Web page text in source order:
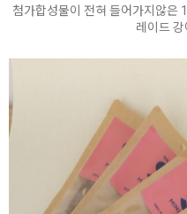
첨가합성물이 전혀 들어가지않은
레이드